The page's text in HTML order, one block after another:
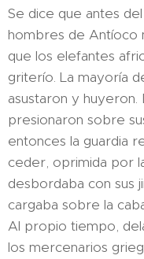
Se dice que antes
hombres de Antíoco
que los elefantes
griterío. La mayoría
asustaron y huyeron.
presionaron sobre
entonces la guardia
ceder, oprimida por
desbordaba con sus
cargaba sobre la
Al propio tiempo,
los mercenarios